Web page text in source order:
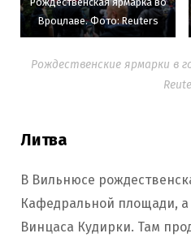
Вроцлаве. Фото: Reuters
Рождественские ярмарки в
Литва
В Вильнюсе
Кафедральной площади,
Винцаса Кудирки. Там